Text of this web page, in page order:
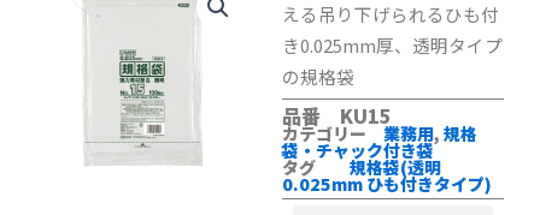
える吊り下げられるひも付
き0.025mm厚、透明タイプ
の規格袋
品番 KU15
カテゴリー 業務用, 規格
袋・チャック付き袋
タグ 規格袋(透明
0.025mm ひも付きタイプ)